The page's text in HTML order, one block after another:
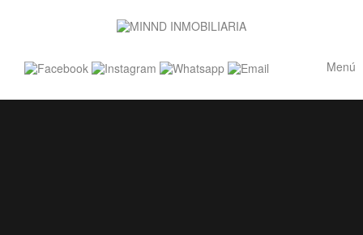
Menú